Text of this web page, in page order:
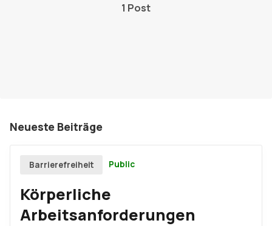
London Barrierefrei
1 Post
Neueste Beiträge
Barrierefreiheit Public
Körperliche
Arbeitsanforderungen